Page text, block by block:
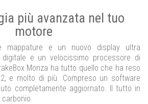
più avanzata nel tuo
motore
mappature e un nuovo display ultra
digitale e un velocissimo processore di
Monza ha tutto quello che ha reso
e molto di più. Compreso un software
completamente aggiornato. Il tutto in